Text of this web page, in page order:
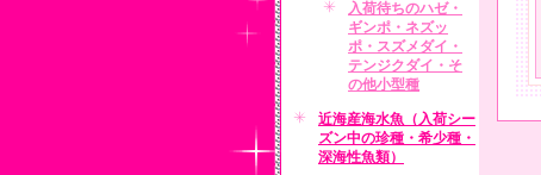
入荷待ちのハゼ・
ギンポ・ネズッ
ポ・スズメダイ・
テンジクダイ・そ
の他小型種
近海産海水魚（入荷シー
ズン中の珍種・希少種・
深海性魚類）